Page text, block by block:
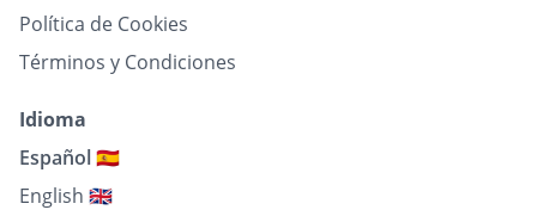
Política de Cookies
Términos y Condiciones
Idioma
Español 🇪🇸
English 🇬🇧